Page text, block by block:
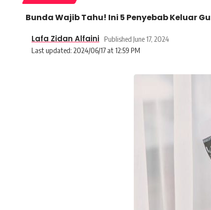
Bunda Wajib Tahu! Ini 5 Penyebab Keluar
Last updated: 2024/06/17 at 12:59 PM
Lafa Zidan Alfaini Published June 17, 2024